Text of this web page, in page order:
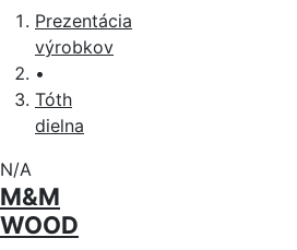
Prezentácia
výrobkov
•
Tóth
dielna
N/A
M&M
WOOD